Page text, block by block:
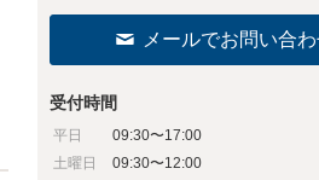
メールでお問い合
受付時間
平日
09:30〜17:00
土曜日
09:30〜12:00